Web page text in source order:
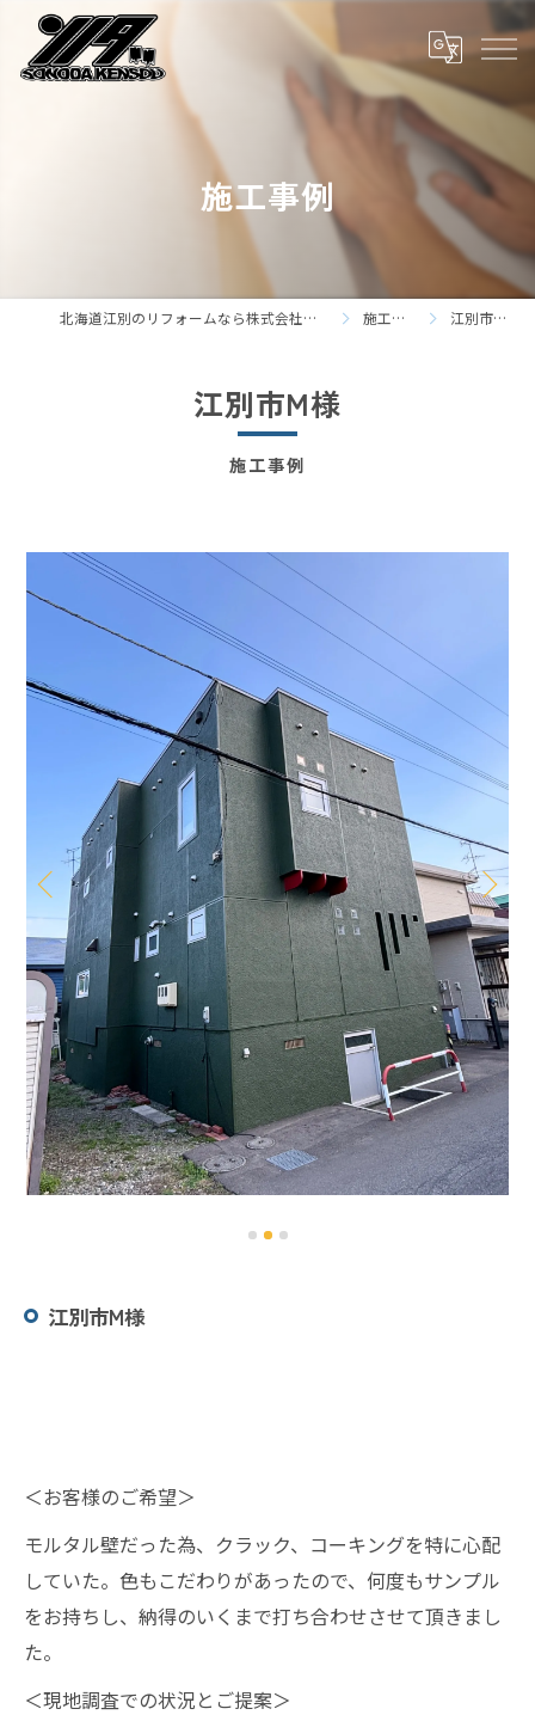
施工事例
北海道江別のリフォームなら株式会社園田建装 施工事例 江別市M様
施工事例
江別市M様
江別市M様
＜お客様のご希望＞
モルタル壁だった為、クラック、コーキングを特に心配
していた。色もこだわりがあったので、何度もサンプル
をお持ちし、納得のいくまで打ち合わせさせて頂きまし
た。
＜現地調査での状況とご提案＞